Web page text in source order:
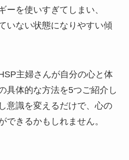
ーを使いすぎてしまい、
いない状態になりやすい傾
主婦さんが自分の心と体
具体的な方法を5つご紹介し
意識を変えるだけで、心の
できるかもしれません。